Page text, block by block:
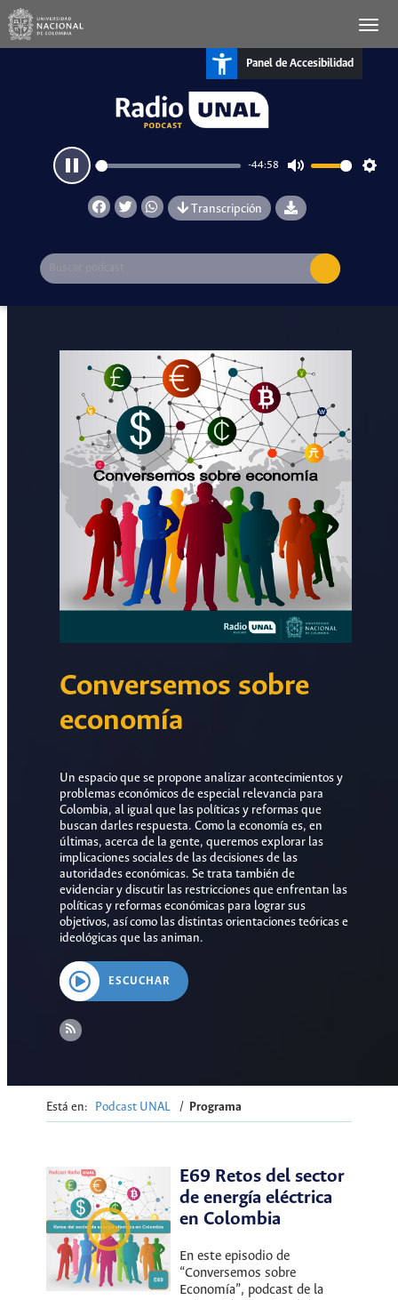
Panel de Accesibilidad
Pause
-44:57
Transcripción
Conversemos sobre
economía
Un espacio que se propone analizar acontecimientos y
problemas económicos de especial relevancia para
Colombia, al igual que las políticas y reformas que
buscan darles respuesta. Como la economía es, en
últimas, acerca de la gente, queremos explorar las
implicaciones sociales de las decisiones de las
autoridades económicas. Se trata también de
evidenciar y discutir las restricciones que enfrentan las
políticas y reformas económicas para lograr sus
objetivos, así como las distintas orientaciones teóricas e
ideológicas que las animan.
ESCUCHAR
Está en: Podcast UNAL / Programa
E69 Retos del sector
de energía eléctrica
en Colombia
En este episodio de
“Conversemos sobre
Economía”, podcast de la